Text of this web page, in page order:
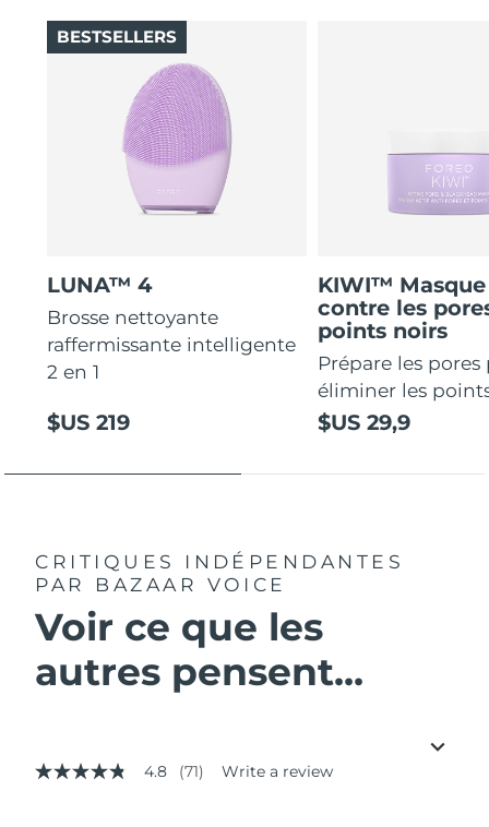
LUNA™ 4
Brosse nettoyante
raffermissante intelligente
2 en 1
$US 219
BESTSELLERS
KIWI™
contre les
points noirs
Prépare les
éliminer les
$US 29,9
CRITIQUES INDÉPENDANTES
PAR BAZAAR VOICE
Voir ce que les
autres pensent...
4.8
4.8 (71) Write a review